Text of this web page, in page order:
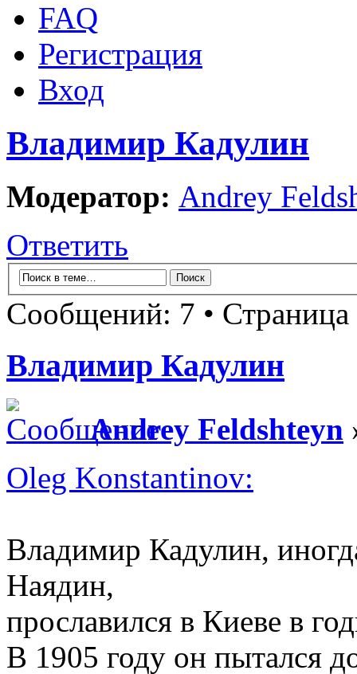
FAQ
Регистрация
Вход
Владимир Кадулин
Модератор: Andrey
Ответить
Сообщений: 7 • Страница
Владимир Кадулин
Andrey Feldshteyn
Oleg Konstantinov:
Владимир Кадулин,
Наядин,
прославился в Киеве в
В 1905 году он пытался